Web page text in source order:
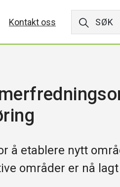
Kontakt oss SØK
å etablere nytt
områder er nå